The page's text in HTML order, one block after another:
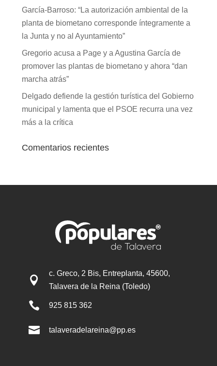
García-Barroso: “La autorización ambiental de la
planta de biometano corresponde íntegramente a
la Junta y no al Ayuntamiento”
Gregorio acusa a Page y a Agustina García de
promover las plantas de biometano y ahora “dan
marcha atrás”
Delgado defiende la gestión turística del Gobierno
municipal y lamenta que el PSOE recurra una vez
más a la crítica
Comentarios recientes

c. Greco, 2 Bis, Entreplanta, 45600,
Talavera de la Reina (Toledo)
 925 815 362
 talaveradelareina@pp.es